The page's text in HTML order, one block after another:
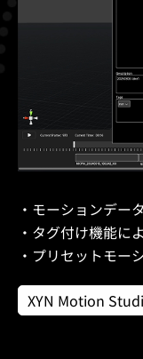
・モーションデー
・タグ付け機能に
・プリセットモー
XYN Motion